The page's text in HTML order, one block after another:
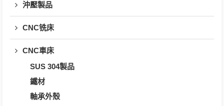
沖壓製品
CNC铣床
CNC車床
SUS 304製品
鐵材
軸承外殼